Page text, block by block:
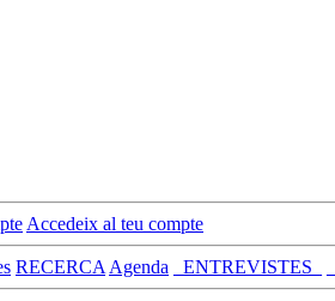
Accedeix al teu compte
RECERCA Agenda _ENTREVISTES_